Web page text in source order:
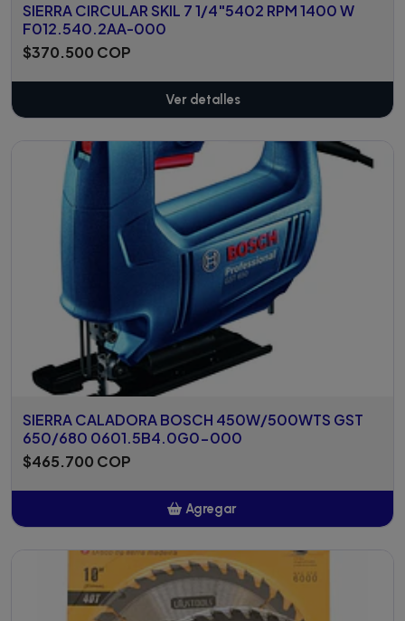
SIERRA CIRCULAR SKIL 7 1/4"5402 RPM 1400 W
F012.540.2AA-000
$370.500 COP
Ver detalles
SIERRA CALADORA BOSCH 450W/500WTS GST
650/680 0601.5B4.0G0-000
$465.700 COP
Agregar